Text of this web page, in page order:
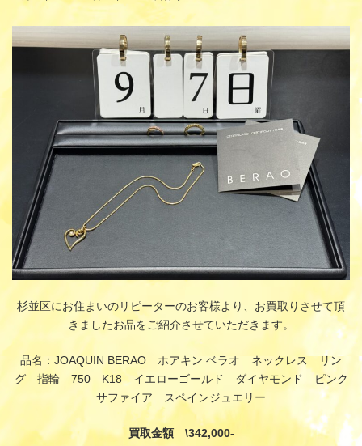
終
新
日
時
杉並区にお住まいのリピーターのお客様より、お買取りさせて頂
きましたお品をご紹介させていただきます。
品名：JOAQUIN BERAO ホアキン ベラオ ネックレス リン
グ 指輪 750 K18 イエローゴールド ダイヤモンド ピンク
サファイア スペインジュエリー
買取金額 \342,000-